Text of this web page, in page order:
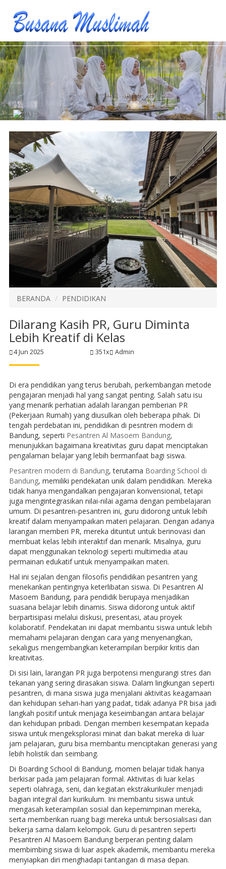
BERANDA PENDIDIKAN
Dilarang Kasih PR, Guru Diminta
Lebih Kreatif di Kelas
4 Jun 2025 351x Admin
Di era pendidikan yang terus berubah, perkembangan metode
pengajaran menjadi hal yang sangat penting. Salah satu isu
yang menarik perhatian adalah larangan pemberian PR
(Pekerjaan Rumah) yang diusulkan oleh beberapa pihak. Di
tengah perdebatan ini, pendidikan di pesntren modern di
Bandung, seperti Pesantren Al Masoem Bandung,
menunjukkan bagaimana kreativitas guru dapat menciptakan
pengalaman belajar yang lebih bermanfaat bagi siswa.
Pesantren modern di Bandung, terutama Boarding School di
Bandung, memiliki pendekatan unik dalam pendidikan. Mereka
tidak hanya mengandalkan pengajaran konvensional, tetapi
juga mengintegrasikan nilai-nilai agama dengan pembelajaran
umum. Di pesantren-pesantren ini, guru didorong untuk lebih
kreatif dalam menyampaikan materi pelajaran. Dengan adanya
larangan memberi PR, mereka dituntut untuk berinovasi dan
membuat kelas lebih interaktif dan menarik. Misalnya, guru
dapat menggunakan teknologi seperti multimedia atau
permainan edukatif untuk menyampaikan materi.
Hal ini sejalan dengan filosofis pendidikan pesantren yang
menekankan pentingnya keterlibatan siswa. Di Pesantren Al
Masoem Bandung, para pendidik berupaya menjadikan
suasana belajar lebih dinamis. Siswa didorong untuk aktif
berpartisipasi melalui diskusi, presentasi, atau proyek
kolaboratif. Pendekatan ini dapat membantu siswa untuk lebih
memahami pelajaran dengan cara yang menyenangkan,
sekaligus mengembangkan keterampilan berpikir kritis dan
kreativitas.
Di sisi lain, larangan PR juga berpotensi mengurangi stres dan
tekanan yang sering dirasakan siswa. Dalam lingkungan seperti
pesantren, di mana siswa juga menjalani aktivitas keagamaan
dan kehidupan sehari-hari yang padat, tidak adanya PR bisa jadi
langkah positif untuk menjaga keseimbangan antara belajar
dan kehidupan pribadi. Dengan memberi kesempatan kepada
siswa untuk mengeksplorasi minat dan bakat mereka di luar
jam pelajaran, guru bisa membantu menciptakan generasi yang
lebih holistik dan seimbang.
Di Boarding School di Bandung, momen belajar tidak hanya
berkisar pada jam pelajaran formal. Aktivitas di luar kelas
seperti olahraga, seni, dan kegiatan ekstrakurikuler menjadi
bagian integral dari kurikulum. Ini membantu siswa untuk
mengasah keterampilan sosial dan kepemimpinan mereka,
serta memberikan ruang bagi mereka untuk bersosialisasi dan
bekerja sama dalam kelompok. Guru di pesantren seperti
Pesantren Al Masoem Bandung berperan penting dalam
membimbing siswa di luar aspek akademik, membantu mereka
menyiapkan diri menghadapi tantangan di masa depan.